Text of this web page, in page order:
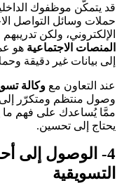
قد يتمكَّن موظفوك
حملات وسائل التواصل
الإلكتروني، ولكن
المنصات الاجتماعية هو
إلى بيانات غير دقيقة
عند التعاون مع وكالة
وصول منتظم ومتكرّر إلى
ممَّا يُساعدك على فهم ما
يحتاج إلى تحسين.
4- الوصول إلى
التسويقية